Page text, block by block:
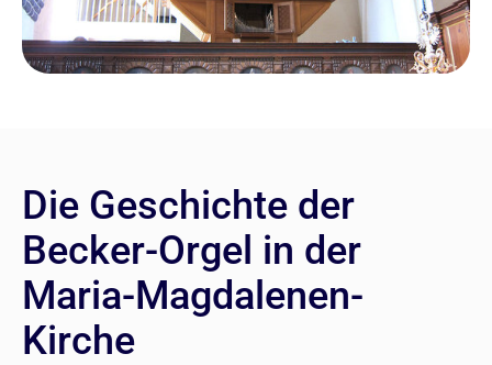
Die Geschichte der
Becker-Orgel in der
Maria-Magdalenen-
Kirche